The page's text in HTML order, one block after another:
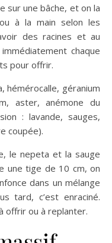
sur une bâche, et on la
à la main selon les
des racines et au
chaque
pour offrir.
hémérocalle, géranium
aster, anémone du
: lavande, sauges,
coupée).
le nepeta et la sauge
une tige de 10 cm, on
dans un mélange
tard, c’est enraciné.
offrir ou à replanter.